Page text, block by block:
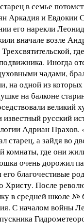
в семье
Аркадия и Евдокии
его нарекли
вначале возле
Иногда
чадами,
на одной из
на балконе
великий
русский
Адриан Прахов.
старец, а зайдя во
комнаты, где они
очень дорожил
его благочестивые
Христу. После
в средней школе №
С началом войны